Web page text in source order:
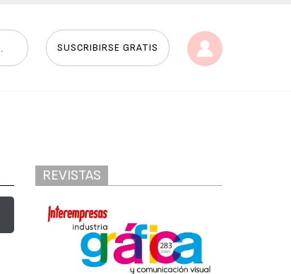
SUSCRIBIRSE GRATIS
REVISTAS